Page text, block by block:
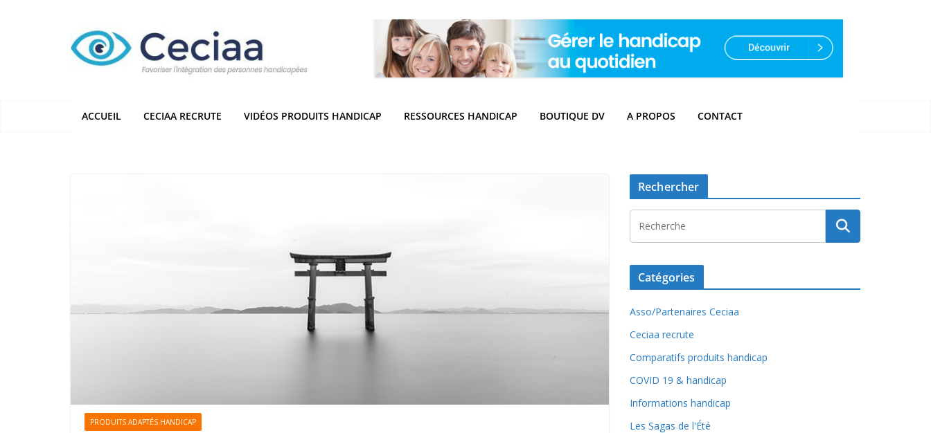
ACCUEIL CECIAA RECRUTE VIDÉOS PRODUITS HANDICAP RESSOURCES HANDICAP BOUTIQUE DV A PROPOS CONTACT
PRODUITS ADAPTÉS HANDICAP
Rechercher
Catégories
Asso/Partenaires Ceciaa
Ceciaa recrute
Comparatifs produits handicap
COVID 19 & handicap
Informations handicap
Les Sagas de l'Été